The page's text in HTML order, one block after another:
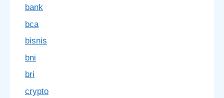
bank
bca
bisnis
bni
bri
crypto